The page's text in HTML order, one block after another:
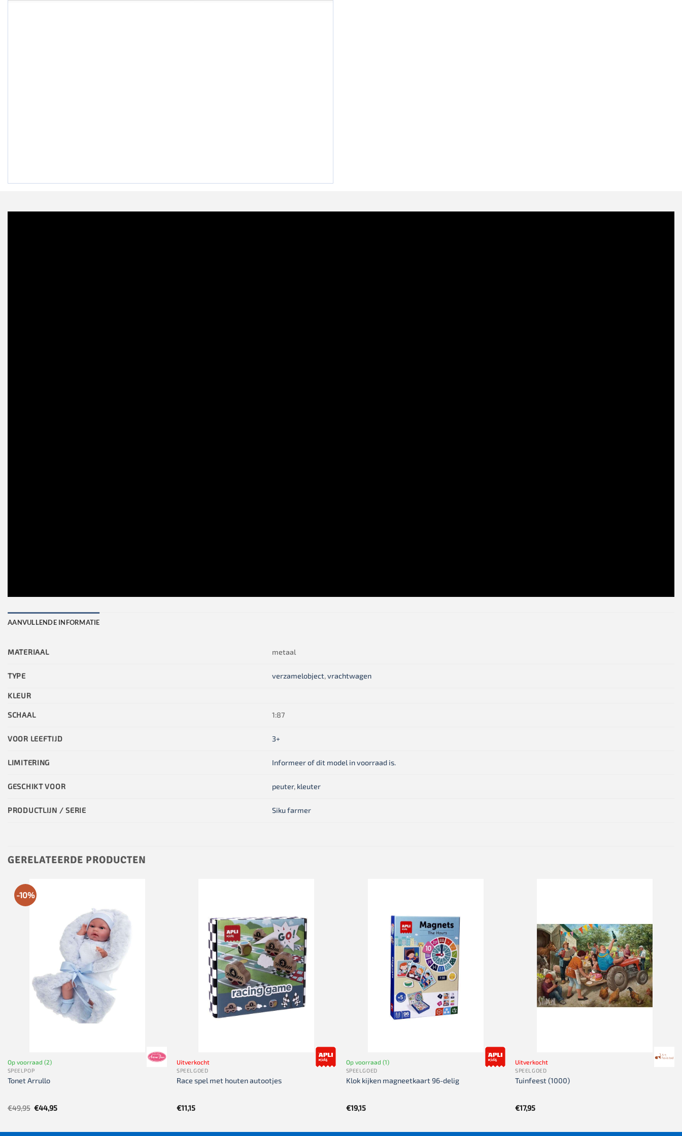
AANVULLENDE INFORMATIE
MATERIAAL metaal
TYPE verzamelobject,vrachtwagen
KLEUR
SCHAAL 1:87
VOOR LEEFTIJD 3+
LIMITERING Informeer of dit model in voorraad is.
GESCHIKT VOOR peuter, kleuter
PRODUCTLIJN / SERIE Siku farmer
GERELATEERDE PRODUCTEN
-10%
Op voorraad (2)
SPEELPOP
Tonet Arrullo
€49,95 Oorspronkelijke
prijs
€44,95Huidige
Uitverkocht
SPEELGOED
Race spel met houten autootjes
€11,15
Op voorraad (1)
SPEELGOED
Klok kijken magneetkaart 96-delig
€19,15
Uitverkocht
SPEELGOED
Tuinfeest (1000)
€17,95